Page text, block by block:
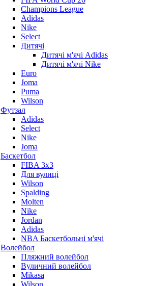
Champions League
Adidas
Nike
Select
Дитячі
Дитячі м'ячі Adidas
Дитячі м'ячі Nike
Euro
Joma
Puma
Wilson
Футзал
Adidas
Select
Nike
Joma
Баскетбол
FIBA 3x3
Для вулиці
Wilson
Spalding
Molten
Nike
Jordan
Adidas
NBA Баскетбольні м'ячі
Волейбол
Пляжний волейбол
Вуличний волейбол
Mikasa
Wilson